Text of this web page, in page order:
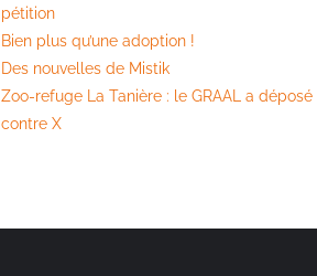
pétition​
Bien plus qu’une adoption !
Des nouvelles de Mistik
Zoo-refuge La Tanière : le GRAAL a
contre X